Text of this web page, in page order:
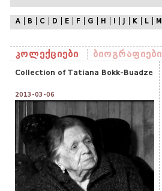
A B C D E F G H K L M
კოლექციები ბიოგრაფიები
Collection of Tatiana Bokk-Buadze
2013-03-06